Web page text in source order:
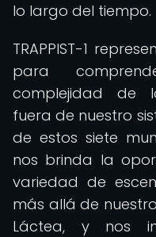
lo largo del tiempo.
TRAPPIST-1
para
complejidad de
fuera de nuestro
de estos siete
nos brinda la
variedad de
más allá de
Láctea, y nos